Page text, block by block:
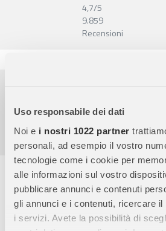
Uso responsabile dei dati
Noi e i nostri 1022 partner
personali, ad esempio il vostro
tecnologie come i cookie per
alle informazioni sul vostro
pubblicare annunci e contenuti
gli annunci e i contenuti, ricercare il
i servizi. Avete la possibilità di
4,7/5
9.859
Recensioni
Garanzia e reso
Assistenza dal
Descrizione completa
Trasforma il tuo bambino nel leader
Costume Capitan America Deluxe!
autentico e di alta qualità è perfetto